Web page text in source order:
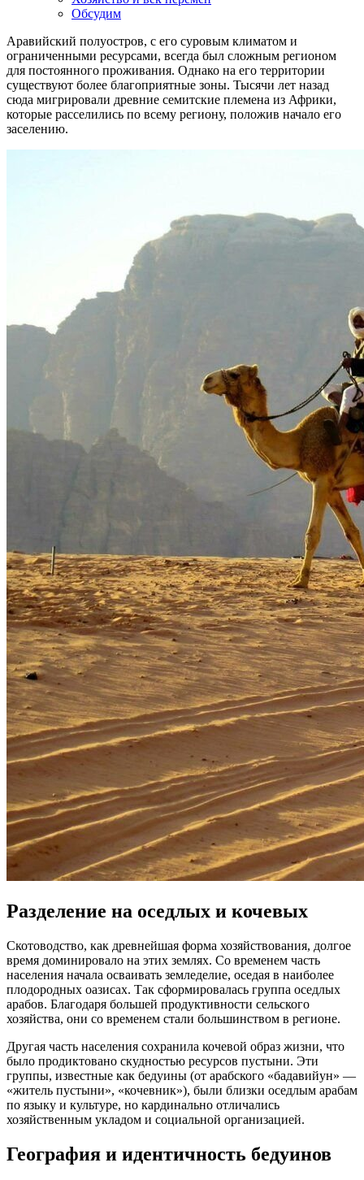
Обсудим
Аравийский полуостров, с его суровым климатом и
ограниченными ресурсами, всегда был сложным регионом
для постоянного проживания. Однако на его территории
существуют более благоприятные зоны. Тысячи лет назад
сюда мигрировали древние семитские племена из Африки,
которые расселились по всему региону, положив начало его
заселению.
Разделение на оседлых и кочевых
Скотоводство, как древнейшая форма хозяйствования, долгое
время доминировало на этих землях. Со временем часть
населения начала осваивать земледелие, оседая в наиболее
плодородных оазисах. Так сформировалась группа оседлых
арабов. Благодаря большей продуктивности сельского
хозяйства, они со временем стали большинством в регионе.
Другая часть населения сохранила кочевой образ жизни, что
было продиктовано скудностью ресурсов пустыни. Эти
группы, известные как бедуины (от арабского «бадавийун» —
«житель пустыни», «кочевник»), были близки оседлым арабам
по языку и культуре, но кардинально отличались
хозяйственным укладом и социальной организацией.
География и идентичность бедуинов